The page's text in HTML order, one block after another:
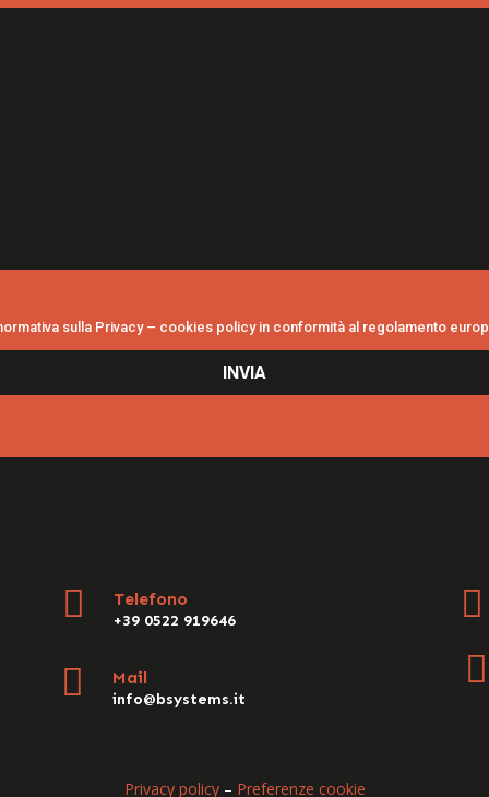
sulla Privacy – cookies policy in conformità al regolamento
INVIA
 Telefono
+39 0522 919646
 Mail
info@bsystems.it


Privacy policy– Preferenze cookie